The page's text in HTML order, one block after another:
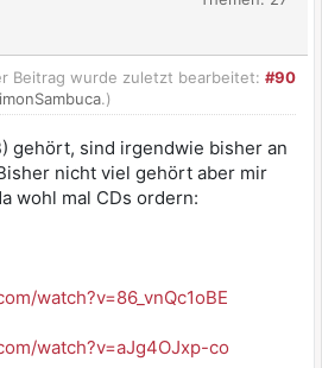
#90
Beitrag wurde zuletzt bearbeitet:
.)
gehört, sind irgendwie bisher an
nicht viel gehört aber mir
wohl mal CDs ordern:
watch?v=86_vnQc1oBE
watch?v=aJg4OJxp-co